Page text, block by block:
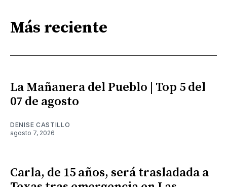
Más reciente
La Mañanera del Pueblo | Top 5 del
07 de agosto
DENISE CASTILLO
agosto 7, 2026
Carla, de 15 años, será trasladada a